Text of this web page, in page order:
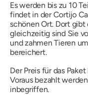
Es werden bis zu 10
findet in der Cortijo
schönen Ort. Dort
gleichzeitig sind Sie
und zahmen Tieren
bereichert.
Der Preis für das
Voraus bezahlt
inbegriffen.